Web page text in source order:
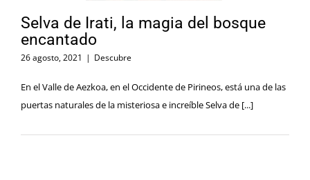
Selva de Irati, la magia del bosque
encantado
26 agosto, 2021 | Descubre
En el Valle de Aezkoa, en el Occidente de Pirineos, está una de las
puertas naturales de la misteriosa e increíble Selva de [...]